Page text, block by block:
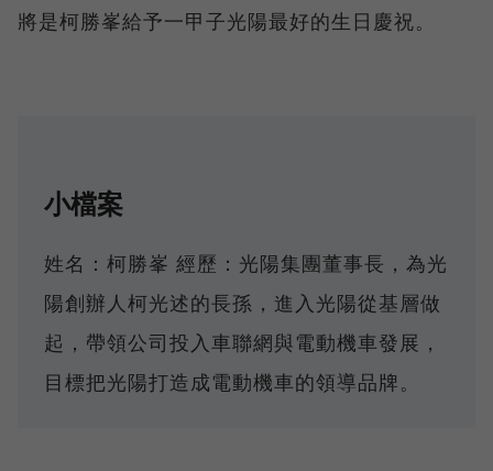
將是柯勝峯給予一甲子光陽最好的生日慶祝。
小檔案
姓名：柯勝峯 經歷：光陽集團董事長，為光
陽創辦人柯光述的長孫，進入光陽從基層做
起，帶領公司投入車聯網與電動機車發展，
目標把光陽打造成電動機車的領導品牌。